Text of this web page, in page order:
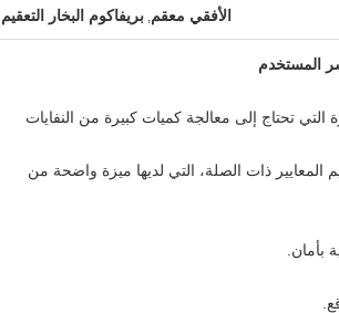
الأفقي معقم, بريفاكوم البخار التعقيم
المستخدم
التي تحتاج إلى معالجة كميات كبيرة من النفايات
رطبة البخار التعقيم المعايير ذات الصلة، التي لديها ميزة واضحة من